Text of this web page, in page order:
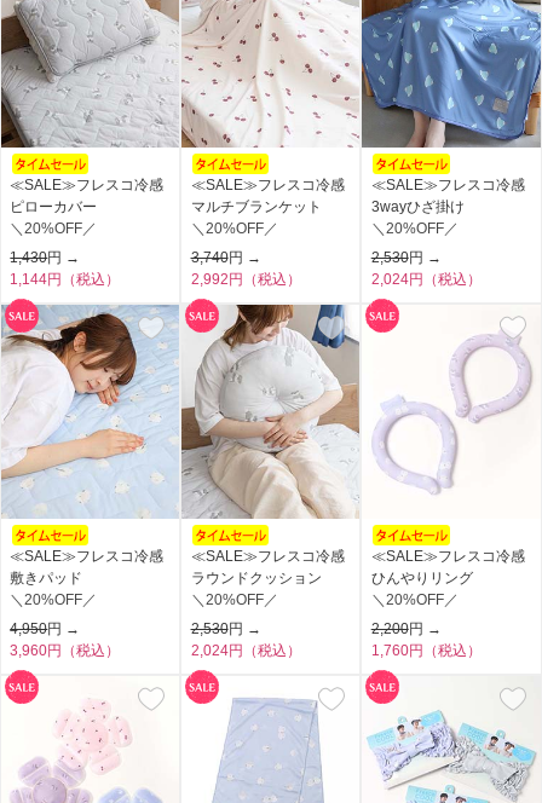
サイズについて 返品について ギフトについて
≪SALE≫フレスコ冷感
ピローカバー
＼20%OFF／
1,430円 →
1,144円（税込）
≪SALE≫フレスコ冷感
マルチブランケット
＼20%OFF／
3,740円 →
2,992円（税込）
≪SALE≫フレスコ冷感
3wayひざ掛け
＼20%OFF／
2,530円 →
2,024円（税込）
≪SALE≫フレスコ冷感
敷きパッド
＼20%OFF／
4,950円 →
3,960円（税込）
≪SALE≫フレスコ冷感
ラウンドクッション
＼20%OFF／
2,530円 →
2,024円（税込）
≪SALE≫フレスコ冷感
ひんやりリング
＼20%OFF／
2,200円 →
1,760円（税込）